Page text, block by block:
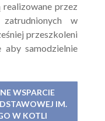
przez
zatrudnionych w
przeszkoleni
aby samodzielnie
WSPARCIE
IM.
W KOTLI